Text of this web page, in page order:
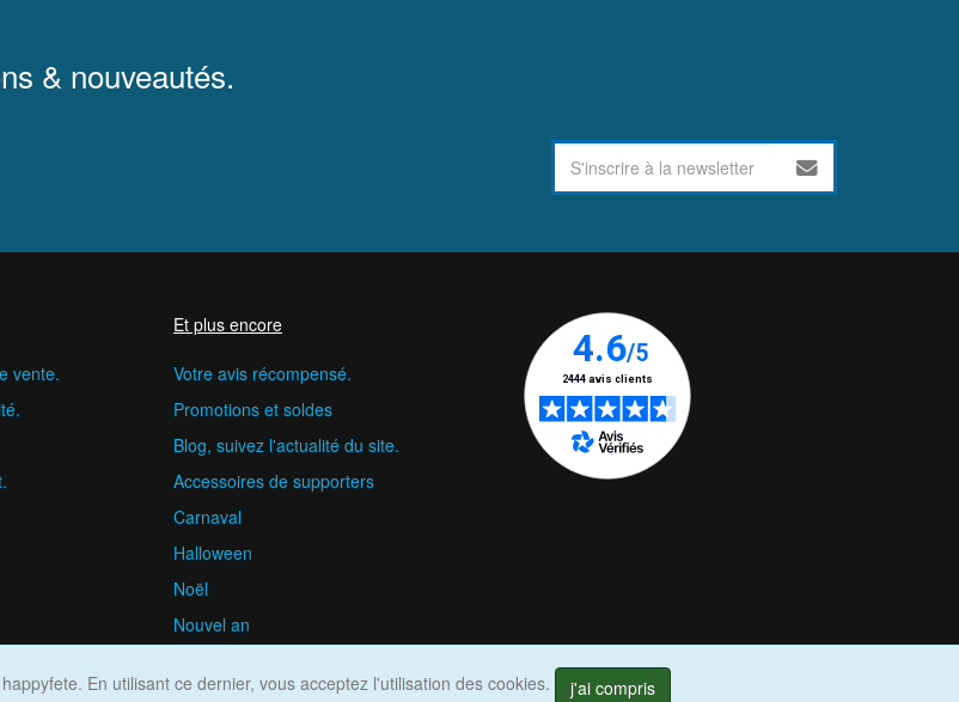
& nouveautés.
vente.
Et plus encore
Votre avis récompensé.
Promotions et soldes
Blog, suivez l'actualité du site.
Accessoires de supporters
Carnaval
Halloween
Noël
Nouvel an
En utilisant ce dernier, vous acceptez l'utilisation des cookies.
j'ai compris